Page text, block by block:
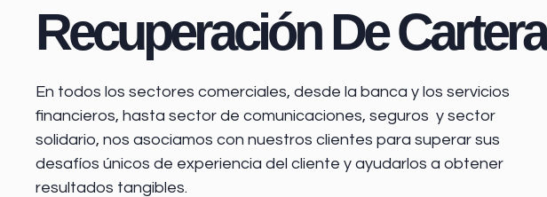
Recuperación De Cartera
En todos los sectores comerciales, desde la banca y los servicios
financieros, hasta sector de comunicaciones, seguros y sector
solidario, nos asociamos con nuestros clientes para superar sus
desafíos únicos de experiencia del cliente y ayudarlos a obtener
resultados tangibles.